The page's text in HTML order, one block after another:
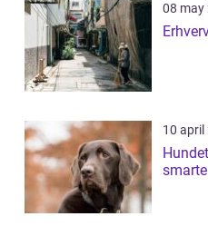
08 may
10 april